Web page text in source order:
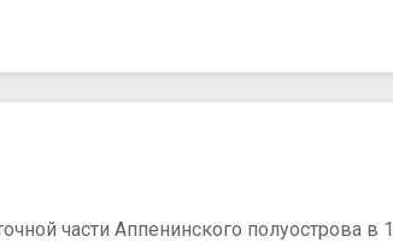
части Аппенинского полуострова в